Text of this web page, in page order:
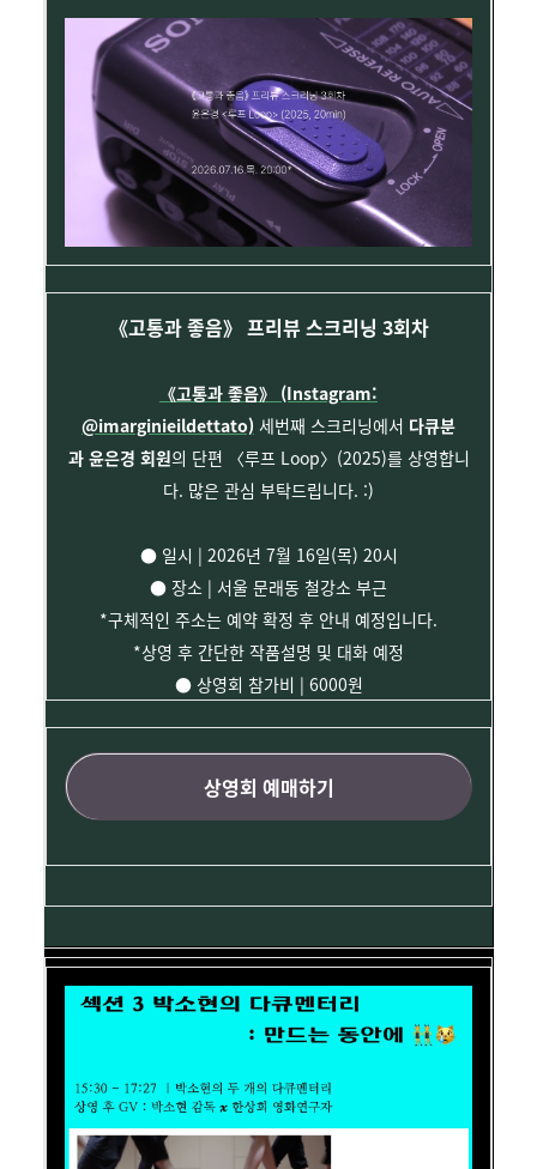
《고통과 좋음》 프리뷰 스크리닝 3회차
《고통과 좋음》 (Instagram:
@imarginieildettato) 세번째 스크리닝에서 다큐분
과 윤은경 회원의 단편 〈루프 Loop〉(2025)를 상영합니
다. 많은 관심 부탁드립니다. :)
● 일시 | 2026년 7월 16일(목) 20시
● 장소 | 서울 문래동 철강소 부근
*구체적인 주소는 예약 확정 후 안내 예정입니다.
*상영 후 간단한 작품설명 및 대화 예정
● 상영회 참가비 | 6000원
상영회 예매하기